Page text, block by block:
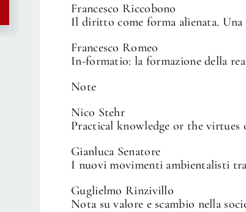
Francesco Riccobono
Il diritto come forma alienata.
Francesco Romeo
In-formatio: la formazione della
Note
Nico Stehr
Practical knowledge or the virtues
Gianluca Senatore
I nuovi movimenti ambientalisti
Guglielmo Rinzivillo
Nota su valore e scambio nella